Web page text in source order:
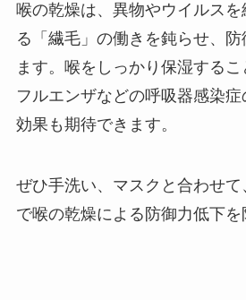
喉の乾燥は、異物やウイルス
る「繊毛」の働きを鈍らせ、防
ます。喉をしっかり保湿する
フルエンザなどの呼吸器感染
効果も期待できます。
ぜひ手洗い、マスクと合わせて
で喉の乾燥による防御力低下を